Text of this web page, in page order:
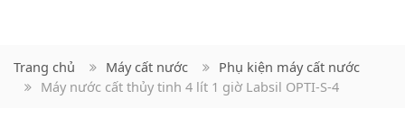
Trang chủ Máy cất nước
Phụ kiện máy cất nước
Máy nước cất thủy tinh 4 lít 1 giờ Labsil OPTI-S-4